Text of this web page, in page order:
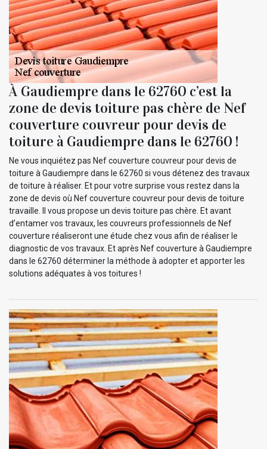
À Gaudiempre dans le 62760 c’est la
zone de devis toiture pas chère de Nef
couverture couvreur pour devis de
toiture à Gaudiempre dans le 62760 !
Ne vous inquiétez pas Nef couverture couvreur pour devis de
toiture à Gaudiempre dans le 62760 si vous détenez des travaux
de toiture à réaliser. Et pour votre surprise vous restez dans la
zone de devis où Nef couverture couvreur pour devis de toiture
travaille. Il vous propose un devis toiture pas chère. Et avant
d’entamer vos travaux, les couvreurs professionnels de Nef
couverture réaliseront une étude chez vous afin de réaliser le
diagnostic de vos travaux. Et après Nef couverture à Gaudiempre
dans le 62760 déterminer la méthode à adopter et apporter les
solutions adéquates à vos toitures !